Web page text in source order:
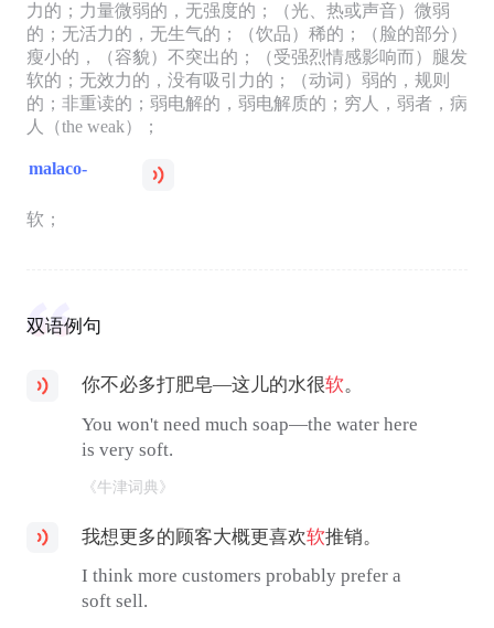
力的；力量微弱的，无强度的；（光、热或声音）微弱
的；无活力的，无生气的；（饮品）稀的；（脸的部分）
瘦小的，（容貌）不突出的；（受强烈情感影响而）腿发
软的；无效力的，没有吸引力的；（动词）弱的，规则
的；非重读的；弱电解的，弱电解质的；穷人，弱者，病
人（the weak）；
malaco-
软；
双语例句
你不必多打肥皂—这儿的水很软。
You won't need much soap—the water here
is very soft.
《牛津词典》
我想更多的顾客大概更喜欢软推销。
I think more customers probably prefer a
soft sell.